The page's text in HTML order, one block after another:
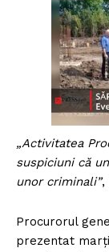
„Activitatea
suspiciuni că
unor criminali”,
Procurorul
prezentat